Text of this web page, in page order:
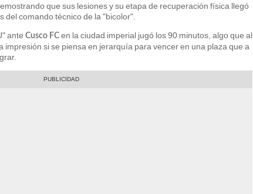
que sus lesiones y su etapa de recuperación física llegó
del comando técnico de la "bicolor".
ante Cusco FC en la ciudad imperial jugó los 90 minutos, algo que al
impresión si se piensa en jerarquía para vencer en una plaza que a